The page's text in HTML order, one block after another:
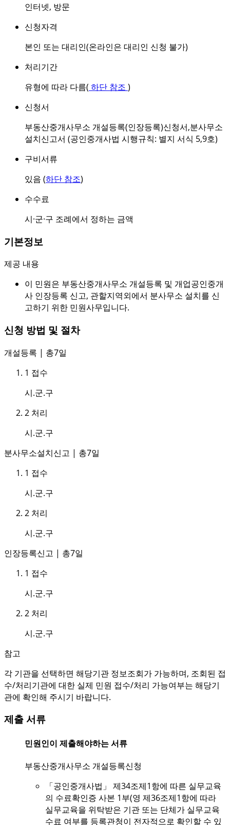
인터넷, 방문
신청자격
본인 또는 대리인(온라인은 대리인 신청 불가)
처리기간
유형에 따라 다름( 하단 참조 )
신청서
부동산중개사무소 개설등록(인장등록)신청서,분사무소
설치신고서 (공인중개사법 시행규칙: 별지 서식 5,9호)
구비서류
있음 (하단 참조)
수수료
시·군·구 조례에서 정하는 금액
기본정보
제공 내용
이 민원은 부동산중개사무소 개설등록 및 개업공인중개
사 인장등록 신고, 관할지역외에서 분사무소 설치를 신
고하기 위한 민원사무입니다.
신청 방법 및 절차
개설등록 | 총7일
1 접수
시.군.구
2 처리
시.군.구
분사무소설치신고 | 총7일
1 접수
시.군.구
2 처리
시.군.구
인장등록신고 | 총7일
1 접수
시.군.구
2 처리
시.군.구
참고
각 기관을 선택하면 해당기관 정보조회가 가능하며, 조회된 접
수/처리기관에 대한 실제 민원 접수/처리 가능여부는 해당기
관에 확인해 주시기 바랍니다.
제출 서류
민원인이 제출해야하는 서류
부동산중개사무소 개설등록신청
「공인중개사법」 제34조제1항에 따른 실무교육
의 수료확인증 사본 1부(영 제36조제1항에 따라
실무교육을 위탁받은 기관 또는 단체가 실무교육
수료 여부를 등록관청이 전자적으로 확인할 수 있